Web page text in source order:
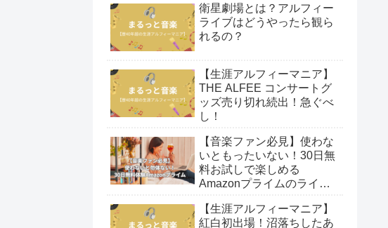
衛星劇場とは？アルフィー
ライブはどうやったら観ら
れるの？
【生涯アルフィーマニア】
THE ALFEE コンサートグ
ッズ売り切れ続出！急ぐべ
し！
【音楽ファン必見】使わな
いともったいない！30日無
料お試しで楽しめる
Amazonプライムのライブ
【生涯アルフィーマニア】
紅白初出場！沼落ちしたあ